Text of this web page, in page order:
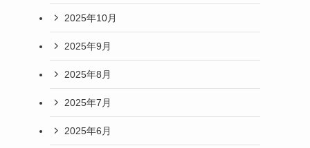
2025年10月
2025年9月
2025年8月
2025年7月
2025年6月